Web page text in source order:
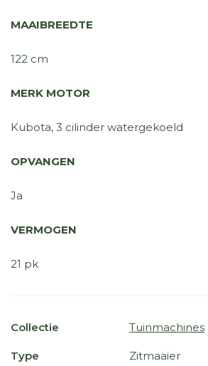
MAAIBREEDTE
122 cm
MERK MOTOR
Kubota, 3 cilinder watergekoeld
OPVANGEN
Ja
VERMOGEN
21 pk
Collectie Tuinmachines
Type Zitmaaier